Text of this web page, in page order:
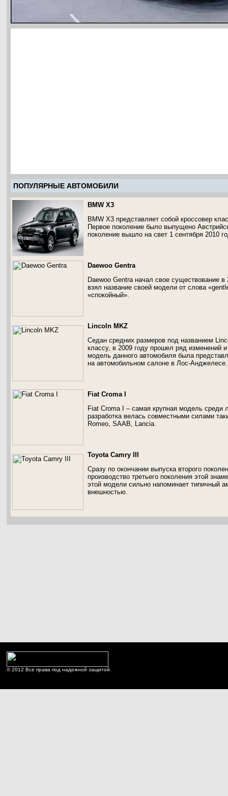
ПОПУЛЯРНЫЕ АВТОМОБИЛИ
BMW X3
BMW X3 представляет собой кроссовер
Первое поколение было выпущено
поколение вышло на свет 1 сентября 2010
Daewoo Gentra
Daewoo Gentra начал свое существование
взял название своей модели от слова
«спокойный».
Lincoln MKZ
Седан средних размеров под названием
классу, в 2009 году прошел ряд изменений
модель данного автомобиля была
на автомобильном салоне в Лос-Анджелесе.
Fiat Croma I
Fiat Croma I – самая крупная модель среди
разработка велась совместными силами
Romeo, SAAB, Lancia.
Toyota Camry III
Сразу по окончании выпуска второго
производство третьего поколения этой
этой модели сильно напоминает типичный
внешностью.
© 2012 Все права под надежной защитой.